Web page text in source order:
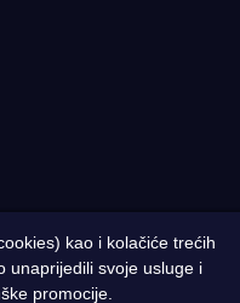
pridržana | Designed by
kao i kolačiće trećih
unaprijedili svoje usluge i
promocije.